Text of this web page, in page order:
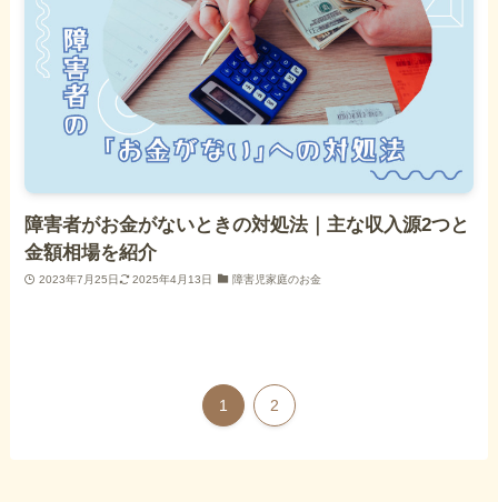
障害者がお金がないときの対処法｜主な収入源2つと
金額相場を紹介
2023年7月25日 2025年4月13日 障害児家庭のお金
1 2